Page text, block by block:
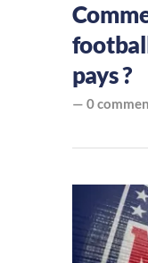
pays ?
— 0